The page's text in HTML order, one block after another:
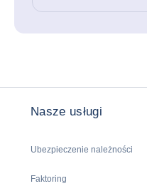
Nasze usługi
Ubezpieczenie należności
Faktoring